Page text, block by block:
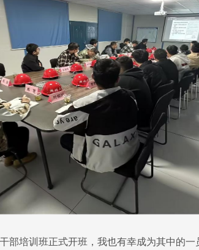
部培训班正式开班，我也有幸成为其中的